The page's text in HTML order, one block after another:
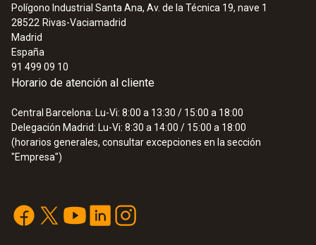
Polígono Industrial Santa Ana, Av. de la Técnica 19, nave 1
28522 Rivas-Vaciamadrid
Madrid
España
91 499 09 10
Horario de atención al cliente
Central Barcelona: Lu-Vi: 8:00 a 13:30 / 15:00 a 18:00
Delegación Madrid: Lu-Vi: 8:30 a 14:00 / 15:00 a 18:00
(horarios generales, consultar excepciones en la sección
"Empresa")